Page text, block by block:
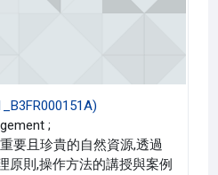
;
要且珍貴的自然資源,透過
原則,操作方法的講授與案例